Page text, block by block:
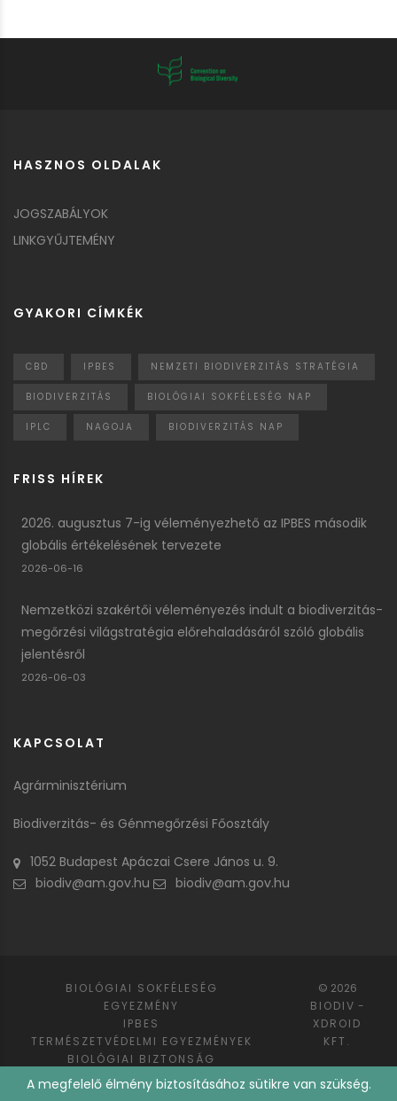
HASZNOS OLDALAK
JOGSZABÁLYOK
LINKGYŰJTEMÉNY
GYAKORI CÍMKÉK
CBD IPBES NEMZETI BIODIVERZITÁS STRATÉGIA
BIODIVERZITÁS BIOLÓGIAI SOKFÉLESÉG NAP
IPLC NAGOJA BIODIVERZITÁS NAP
FRISS HÍREK
2026. augusztus 7-ig véleményezhető az IPBES második
globális értékelésének tervezete
2026-06-16
Nemzetközi szakértői véleményezés indult a biodiverzitás-
megőrzési világstratégia előrehaladásáról szóló globális
jelentésről
2026-06-03
KAPCSOLAT
Agrárminisztérium
Biodiverzitás- és Génmegőrzési Főosztály
1052 Budapest Apáczai Csere János u. 9.
biodiv@am.gov.hu
biodiv@am.gov.hu
BIOLÓGIAI SOKFÉLESÉG
EGYEZMÉNY
IPBES
TERMÉSZETVÉDELMI EGYEZMÉNYEK
BIOLÓGIAI BIZTONSÁG
GÉNMEGŐRZÉS
DOKUMENTUMOK
KAPCSOLAT
© 2026
BIODIV -
XDROID
KFT.
A megfelelő élmény biztosításához sütikre van szükség.